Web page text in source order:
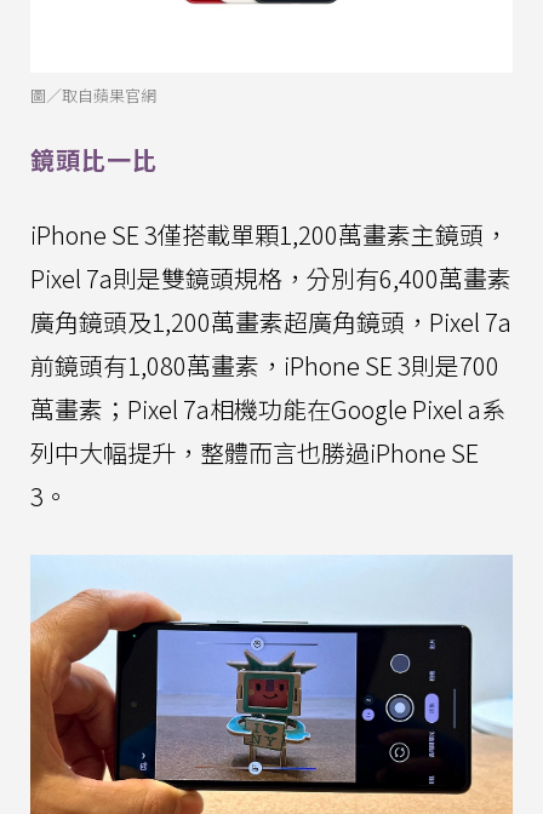
圖／取自蘋果官網
鏡頭比一比
iPhone SE 3僅搭載單顆1,200萬畫素主鏡頭，
Pixel 7a則是雙鏡頭規格，分別有6,400萬畫素
廣角鏡頭及1,200萬畫素超廣角鏡頭，Pixel 7a
前鏡頭有1,080萬畫素，iPhone SE 3則是700
萬畫素；Pixel 7a相機功能在Google Pixel a系
列中大幅提升，整體而言也勝過iPhone SE
3。